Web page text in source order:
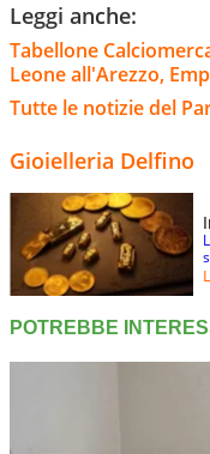
Leggi anche:
Tabellone
Leone all'Arezzo,
Tutte le notizie del
Gioielleria Delfino